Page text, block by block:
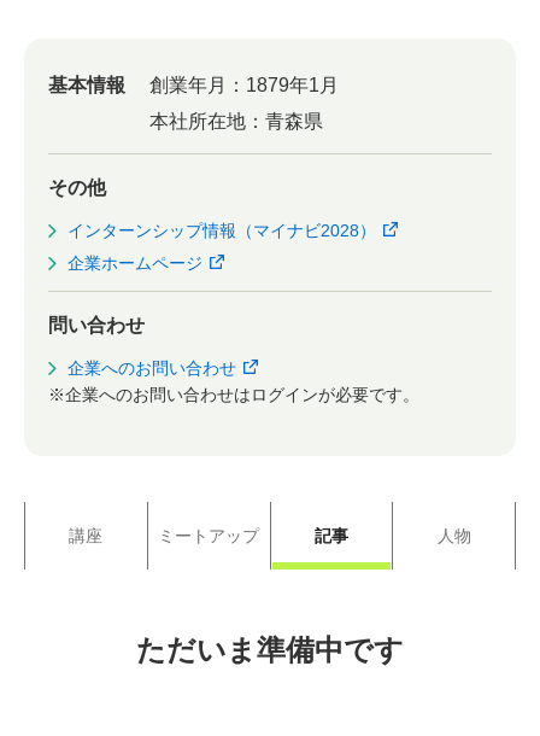
基本情報 創業年月： 1879年1月
本社所在地： 青森県
その他
インターンシップ情報（マイナビ2028）
企業ホームページ
問い合わせ
企業へのお問い合わせ
※企業へのお問い合わせはログインが必要です。
講座 ミートアップ 記事 人物
ただいま準備中です